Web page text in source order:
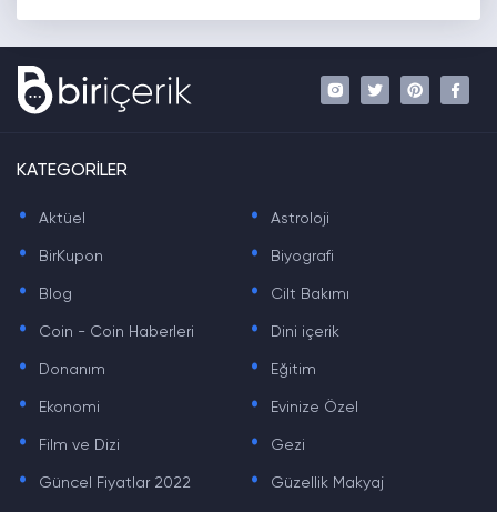
KATEGORİLER
. Aktüel . Astroloji
. BirKupon . Biyografi
. Blog . Cilt Bakımı
. Coin - Coin Haberleri . Dini içerik
. Donanım . Eğitim
. Ekonomi . Evinize Özel
. Film ve Dizi . Gezi
. Güncel Fiyatlar 2022 . Güzellik Makyaj